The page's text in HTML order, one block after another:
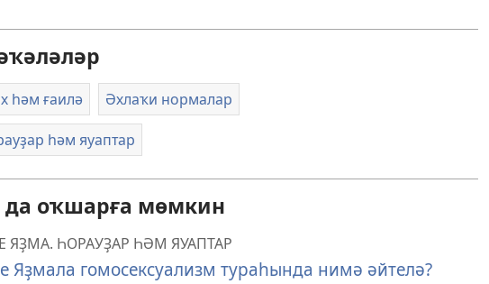
һәм ғаилә Әхлаҡи нормалар
һәм яуаптар
да оҡшарға мөмкин
ЯҘМА. ҺОРАУҘАР ҺӘМ ЯУАПТАР
Яҙмала гомосексуализм тураһында нимә әйтелә?